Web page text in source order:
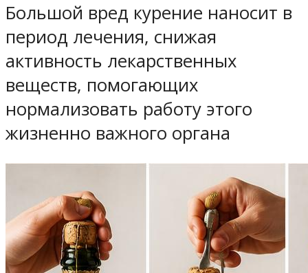
Большой вред курение наносит в
период лечения, снижая
активность лекарственных
веществ, помогающих
нормализовать работу этого
жизненно важного органа